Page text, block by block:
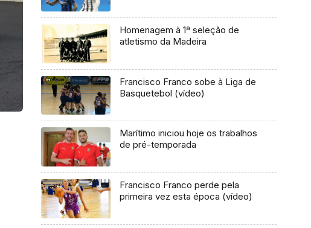
Homenagem à 1ª seleção de
atletismo da Madeira
Francisco Franco sobe à Liga de
Basquetebol (vídeo)
Marítimo iniciou hoje os trabalhos
de pré-temporada
Francisco Franco perde pela
primeira vez esta época (vídeo)